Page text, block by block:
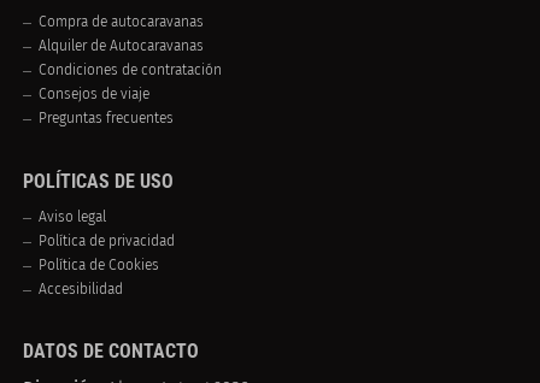
Compra de autocaravanas
Alquiler de Autocaravanas
Condiciones de contratación
Consejos de viaje
Preguntas frecuentes
POLÍTICAS DE USO
Aviso legal
Política de privacidad
Política de Cookies
Accesibilidad
DATOS DE CONTACTO